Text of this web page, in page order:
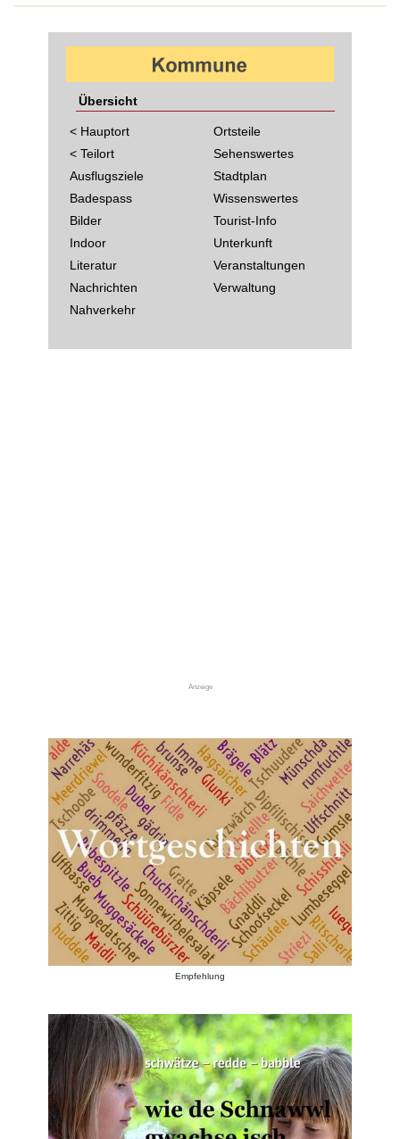
Übersicht
< Hauptort
< Teilort
Ausflugsziele
Badespass
Bilder
Indoor
Literatur
Nachrichten
Nahverkehr
Ortsteile
Sehenswertes
Stadtplan
Wissenswertes
Tourist-Info
Unterkunft
Veranstaltungen
Verwaltung
Anzeige
Empfehlung